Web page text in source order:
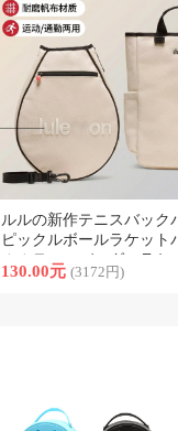
類似商品
ルルの新作テニスバック
ピックルボールラケット
ルルテニスバッグ、ラケ
グ19L、3in1バッグ
130.00元 (3172円)